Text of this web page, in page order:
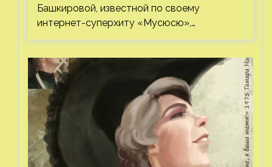
Башкировой, известной по своему
интернет-суперхиту «Мусюсю»,…